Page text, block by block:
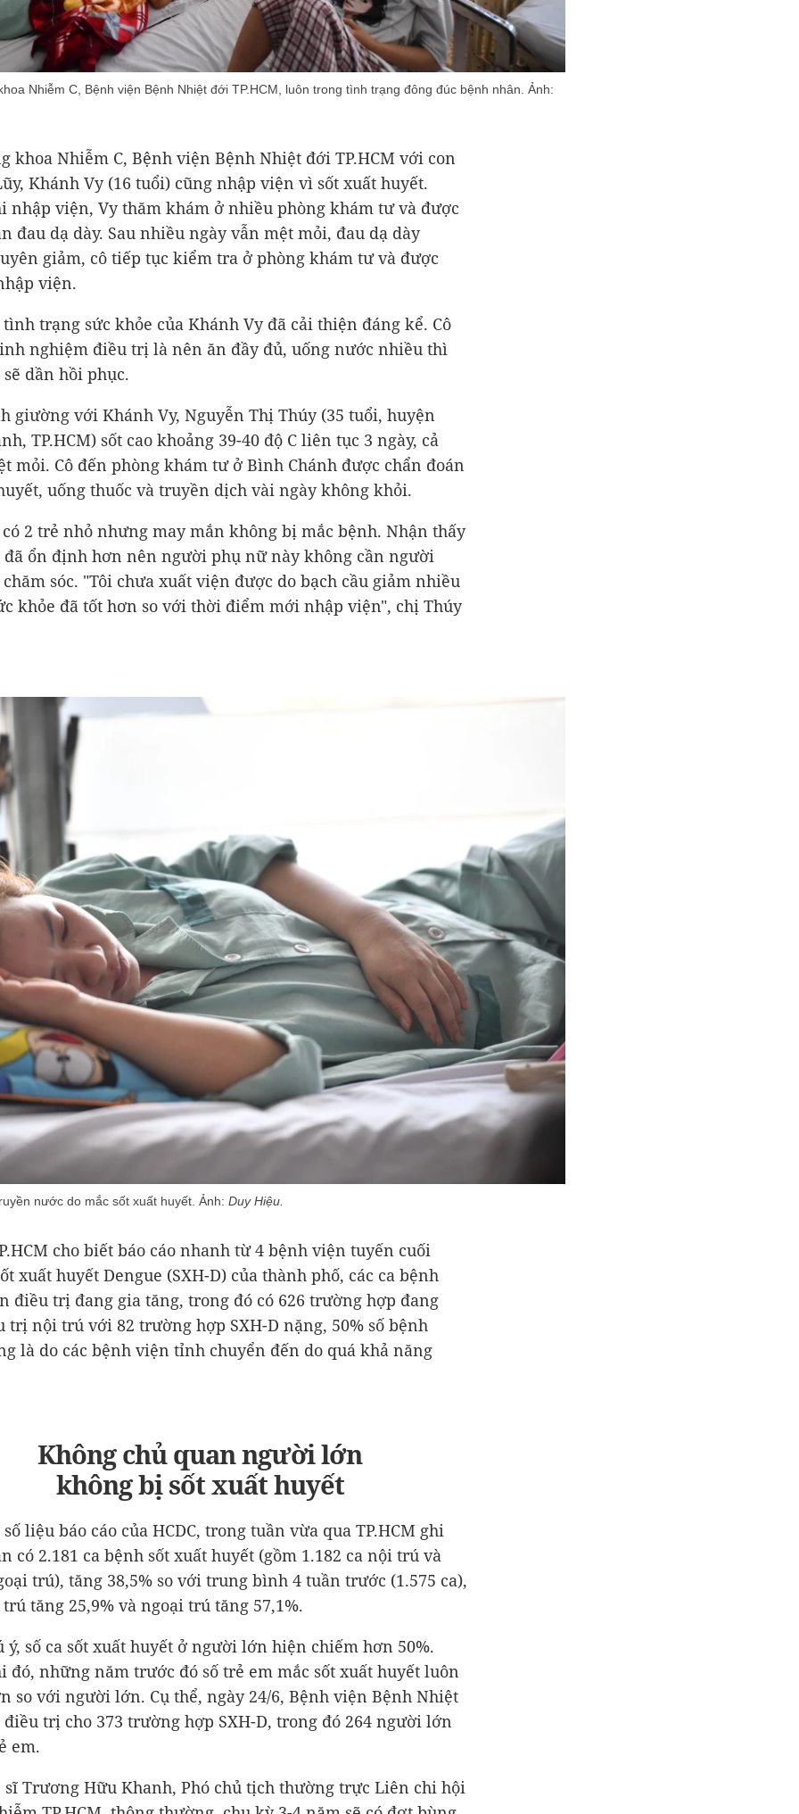
Nhiễm C, Bệnh viện Bệnh Nhiệt đới TP.HCM, luôn trong tình trạng đông đúc bệnh nhân. Ảnh:
khoa Nhiễm C, Bệnh viện Bệnh Nhiệt đới TP.HCM với con
Khánh Vy (16 tuổi) cũng nhập viện vì sốt xuất huyết.
nhập viện, Vy thăm khám ở nhiều phòng khám tư và được
đau dạ dày. Sau nhiều ngày vẫn mệt mỏi, đau dạ dày
giảm, cô tiếp tục kiểm tra ở phòng khám tư và được
viện.
trạng sức khỏe của Khánh Vy đã cải thiện đáng kể. Cô
nghiệm điều trị là nên ăn đầy đủ, uống nước nhiều thì
dần hồi phục.
giường với Khánh Vy, Nguyễn Thị Thúy (35 tuổi, huyện
TP.HCM) sốt cao khoảng 39-40 độ C liên tục 3 ngày, cả
mỏi. Cô đến phòng khám tư ở Bình Chánh được chẩn đoán
uống thuốc và truyền dịch vài ngày không khỏi.
2 trẻ nhỏ nhưng may mắn không bị mắc bệnh. Nhận thấy
đã ổn định hơn nên người phụ nữ này không cần người
sóc. "Tôi chưa xuất viện được do bạch cầu giảm nhiều
khỏe đã tốt hơn so với thời điểm mới nhập viện", chị Thúy
nước do mắc sốt xuất huyết. Ảnh: Duy Hiệu.
cho biết báo cáo nhanh từ 4 bệnh viện tuyến cuối
xuất huyết Dengue (SXH-D) của thành phố, các ca bệnh
điều trị đang gia tăng, trong đó có 626 trường hợp đang
trị nội trú với 82 trường hợp SXH-D nặng, 50% số bệnh
là do các bệnh viện tỉnh chuyển đến do quá khả năng
Không chủ quan người lớn
không bị sốt xuất huyết
số liệu báo cáo của HCDC, trong tuần vừa qua TP.HCM ghi
có 2.181 ca bệnh sốt xuất huyết (gồm 1.182 ca nội trú và
trú), tăng 38,5% so với trung bình 4 tuần trước (1.575 ca),
tăng 25,9% và ngoại trú tăng 57,1%.
ý, số ca sốt xuất huyết ở người lớn hiện chiếm hơn 50%.
đó, những năm trước đó số trẻ em mắc sốt xuất huyết luôn
so với người lớn. Cụ thể, ngày 24/6, Bệnh viện Bệnh Nhiệt
trị cho 373 trường hợp SXH-D, trong đó 264 người lớn
em.
sĩ Trương Hữu Khanh, Phó chủ tịch thường trực Liên chi hội